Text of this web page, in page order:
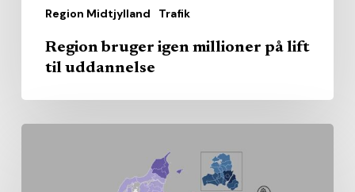
Region Midtjylland Trafik
Region bruger igen millioner på lift
til uddannelse